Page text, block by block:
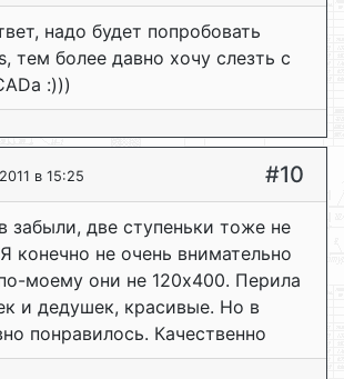
надо будет попробовать
тем более давно хочу слезть с
:)))
в 15:25 #10
забыли, две ступеньки тоже не
конечно не очень внимательно
моему они не 120х400. Перила
и дедушек, красивые. Но в
понравилось. Качественно